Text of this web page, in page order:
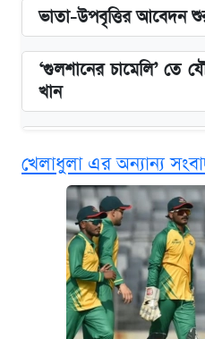
ভাতা-উপবৃত্তির আবেদন
‘গুলশানের চামেলি’ তে
খান
দাম ও ফিচার
কবে শুরু হচ্ছে ঢাবির
নবম জাতীয় পে-স্কেল
কবে হবে মেডিকেল ভর্তি
খেলাধুলা এর অন্যান্য